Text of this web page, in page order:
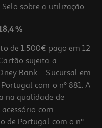
sobre a utilização
%
de 1.500€ pago em 12
sujeita a
Bank – Sucursal em
com o nº 881. A
na qualidade de
com
de Portugal com o nº